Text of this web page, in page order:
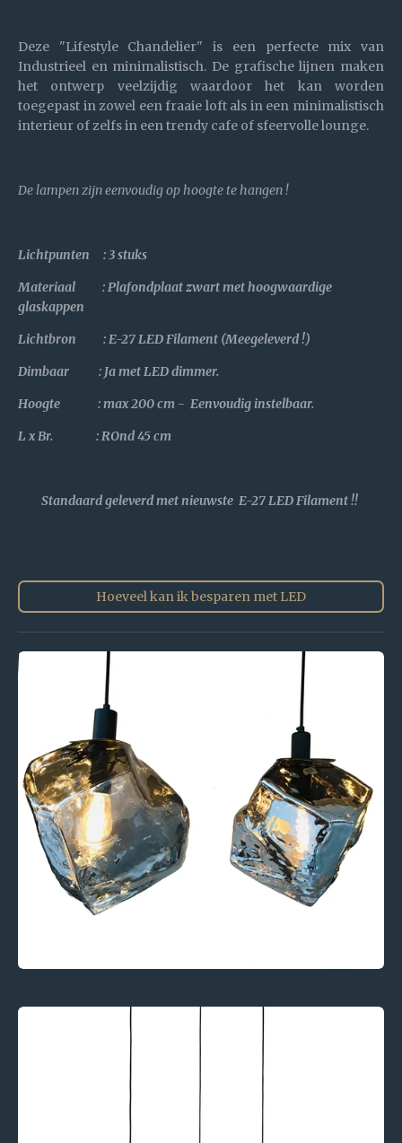
Deze "Lifestyle Chandelier" is een perfecte mix van
Industrieel en minimalistisch. De grafische lijnen maken
het ontwerp veelzijdig waardoor het kan worden
toegepast in zowel een fraaie loft als in een minimalistisch
interieur of zelfs in een trendy cafe of sfeervolle lounge.
De lampen zijn eenvoudig op hoogte te hangen !
Lichtpunten : 3 stuks
Materiaal : Plafondplaat zwart met hoogwaardige
glaskappen
Lichtbron : E-27 LED Filament (Meegeleverd !)
Dimbaar : Ja met LED dimmer.
Hoogte : max 200 cm - Eenvoudig instelbaar.
L x Br. : ROnd 45 cm
Standaard geleverd met nieuwste E-27 LED Filament !!
Hoeveel kan ik besparen met LED